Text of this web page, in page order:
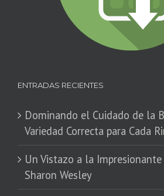
ENTRADAS RECIENTES
Dominando el Cuidado de la
Variedad Correcta para Cada
​Un Vistazo a la
Sharon Wesley